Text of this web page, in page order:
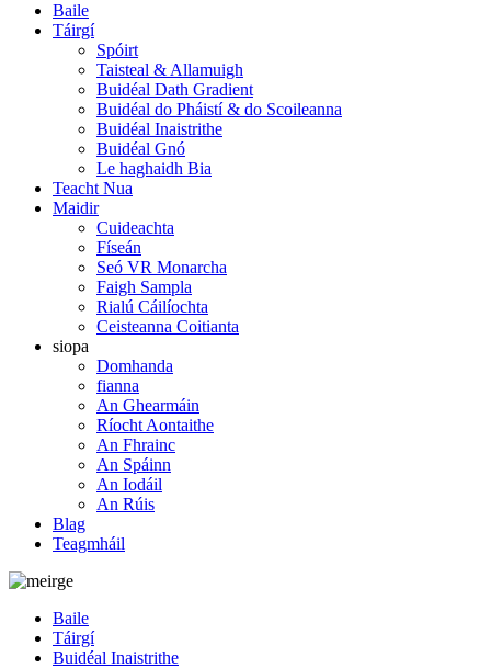
Baile
Táirgí
Spóirt
Taisteal & Allamuigh
Buidéal Dath Gradient
Buidéal do Pháistí & do Scoileanna
Buidéal Inaistrithe
Buidéal Gnó
Le haghaidh Bia
Teacht Nua
Maidir
Cuideachta
Físeán
Seó VR Monarcha
Faigh Sampla
Rialú Cáilíochta
Ceisteanna Coitianta
siopa
Domhanda
fianna
An Ghearmáin
Ríocht Aontaithe
An Fhrainc
An Spáinn
An Iodáil
An Rúis
Blag
Teagmháil
Baile
Táirgí
Buidéal Inaistrithe